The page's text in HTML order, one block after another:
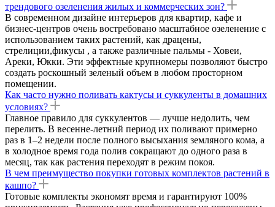
трендового озеленения жилых и коммерческих зон?
В современном дизайне интерьеров для квартир, кафе и
бизнес-центров очень востребовано масштабное озеленение с
использованием таких растений, как драцены,
стрелиции,фикусы , а также различные пальмы - Ховеи,
Ареки, Юкки. Эти эффектные крупномеры позволяют быстро
создать роскошный зеленый объем в любом просторном
помещении.
Как часто нужно поливать кактусы и суккуленты в домашних
условиях?
Главное правило для суккулентов — лучше недолить, чем
перелить. В весенне-летний период их поливают примерно
раз в 1–2 недели после полного высыхания земляного кома, а
в холодное время года полив сокращают до одного раза в
месяц, так как растения переходят в режим покоя.
В чем преимущество покупки готовых комплектов растений в
кашпо?
Готовые комплекты экономят время и гарантируют 100%